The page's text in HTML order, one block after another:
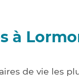
à
de vie les